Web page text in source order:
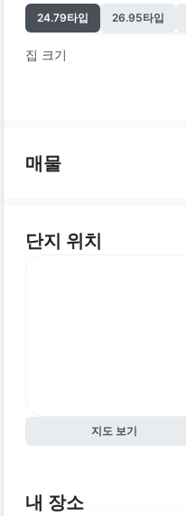
24.79타입 26.95타입
집 크기
매물
단지 위치
지도 보기
내 장소